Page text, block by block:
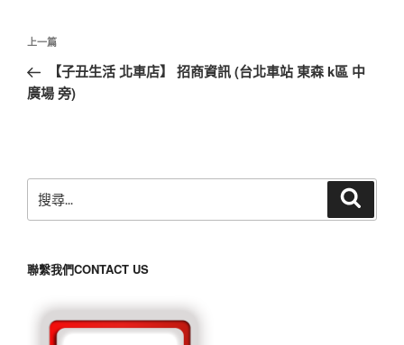
文
導
覽
上
一
篇
上一篇
【子丑生活 北車店】 招商資訊 (台北車站 東森 k區 中
廣場 旁)
尋
字:
聯繫我們CONTACT US